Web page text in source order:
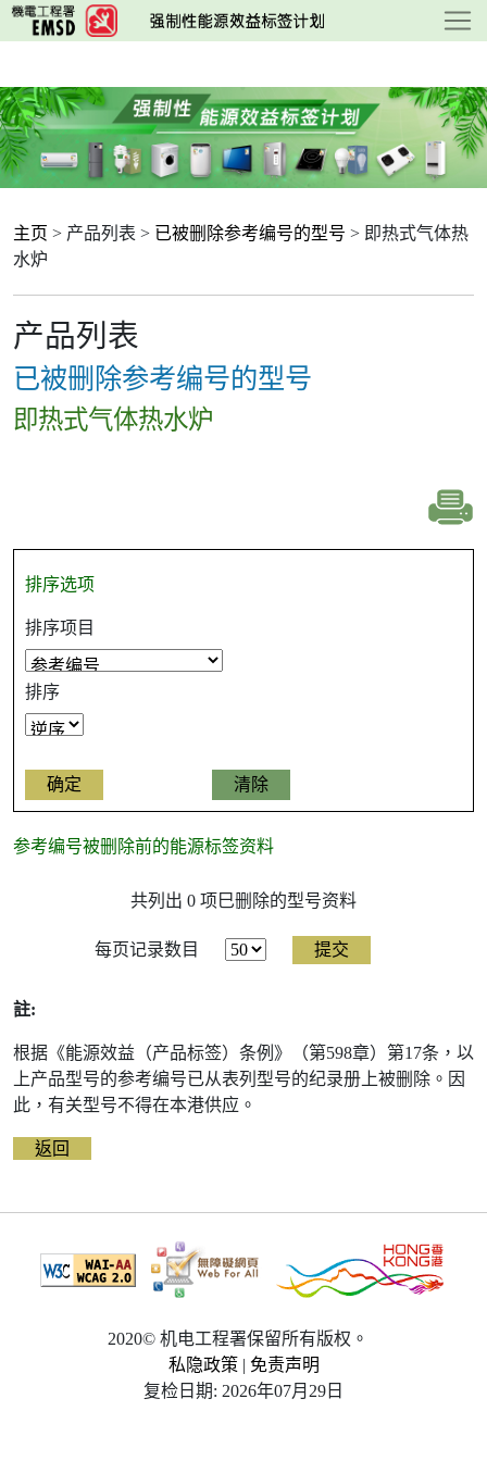
跳
至
要
内
容
主页 > 产品列表 > 已被删除参考编号的型号 > 即热式气体热
水炉
产品列表
已被删除参考编号的型号
即热式气体热水炉
排序选项
排序项目
排序
参考编号被删除前的能源标签资料
前
能
源
标
签
资
共列出 0 项巳删除的型号资料
每页记录数目
註:
根据《能源效益（产品标签）条例》（第598章）第17条，以
上产品型号的参考编号已从表列型号的纪录册上被删除。因
此，有关型号不得在本港供应。
返回
2020© 机电工程署保留所有版权。
私隐政策 | 免责声明
复检日期: 2026年07月29日